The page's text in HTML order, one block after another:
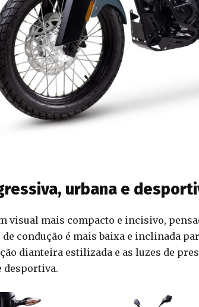
urbana e
visual mais compacto e incisivo,
condução é mais baixa e inclinada
dianteira estilizada e as luzes de
desportiva.